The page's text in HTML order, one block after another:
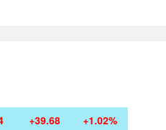
+39.68 +1.02%